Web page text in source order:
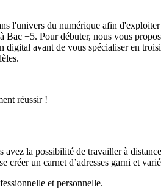
l'univers du numérique afin
+5. Pour débuter, nous vous
digital avant de vous spécialiser en
réussir !
la possibilité de travailler à
créer un carnet d’adresses garni et
et personnelle.